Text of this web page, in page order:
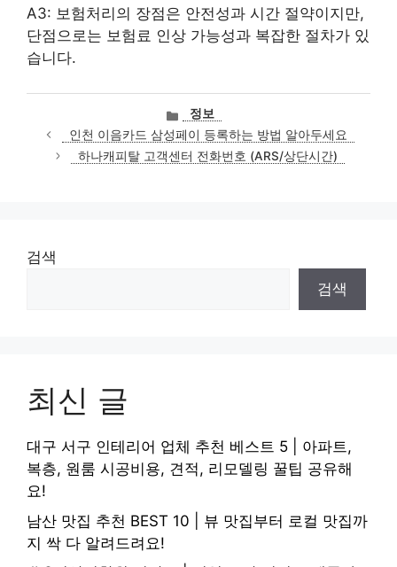
A3: 보험처리의 장점은 안전성과 시간 절약이지만,
단점으로는 보험료 인상 가능성과 복잡한 절차가 있
습니다.
카
테
고
리
정보
인천 이음카드 삼성페이 등록하는 방법 알아두세요
하나캐피탈 고객센터 전화번호 (ARS/상단시간)
검색
검색
최신 글
대구 서구 인테리어 업체 추천 베스트 5 | 아파트,
복층, 원룸 시공비용, 견적, 리모델링 꿀팁 공유해
요!
남산 맛집 추천 BEST 10 | 뷰 맛집부터 로컬 맛집까
지 싹 다 알려드려요!